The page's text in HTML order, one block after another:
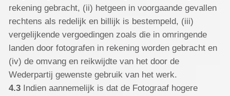
rekening gebracht, (ii) hetgeen in voorgaande gevallen
rechtens als redelijk en billijk is bestempeld, (iii)
vergelijkende vergoedingen zoals die in omringende
landen door fotografen in rekening worden gebracht en
(iv) de omvang en reikwijdte van het door de
Wederpartij gewenste gebruik van het werk.
4.3Indien aannemelijk is dat de Fotograaf hogere